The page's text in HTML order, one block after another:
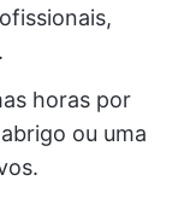
horas por
ou uma